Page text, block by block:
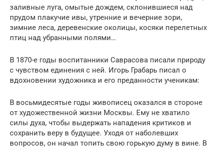
заливные луга, омытые дождем, склонившиеся над
прудом плакучие ивы, утренние и вечерние зори,
зимние леса, деревенские околицы, косяки перелетных
птиц над убранными полями…
В 1870-е годы воспитанники Саврасова писали природу
с чувством единения с ней. Игорь Грабарь писал о
вдохновении художника и его преданности ученикам:
В восьмидесятые годы живописец оказался в стороне
от художественной жизни Москвы. Ему не хватило
силы духа, чтобы выдержать нападения критиков и
сохранить веру в будущее. Уходя от наболевших
вопросов, он начал топить свою горькую думу в вине. В